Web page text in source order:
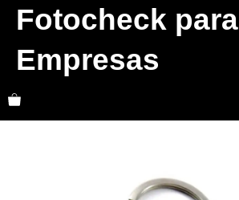
Skip
content
Fotocheck para
Empresas